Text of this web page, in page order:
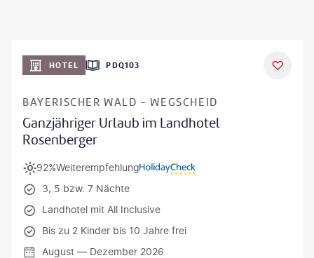
HOTEL PDQ103
BAYERISCHER WALD - WEGSCHEID
Ganzjähriger Urlaub im Landhotel
Rosenberger
Weiterempfehlung
92%
3, 5 bzw. 7 Nächte
Landhotel mit All Inclusive
Bis zu 2 Kinder bis 10 Jahre frei
August — Dezember 2026